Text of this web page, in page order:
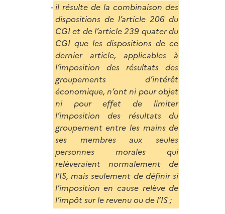
il résulte de la combinaison des
dispositions de l’article 206 du
CGI et de l’article 239 quater du
CGI que les dispositions de ce
dernier article, applicables à
l’imposition des résultats des
groupements d’intérêt
économique, n’ont ni pour objet
ni pour effet de limiter
l’imposition des résultats du
groupement entre les mains de
ses membres aux seules
personnes morales qui
relèveraient normalement de
l’IS, mais seulement de définir si
l’imposition en cause relève de
l’impôt sur le revenu ou de l’IS ;